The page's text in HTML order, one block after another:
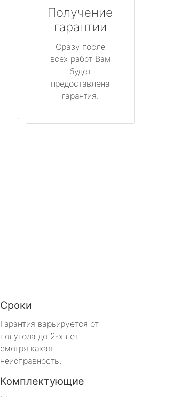
Получение
гарантии
Сразу после
всех работ Вам
будет
предоставлена
гарантия.
Сроки
Гарантия варьируется от
полугода до 2-х лет
смотря какая
неисправность.
Комплектующие